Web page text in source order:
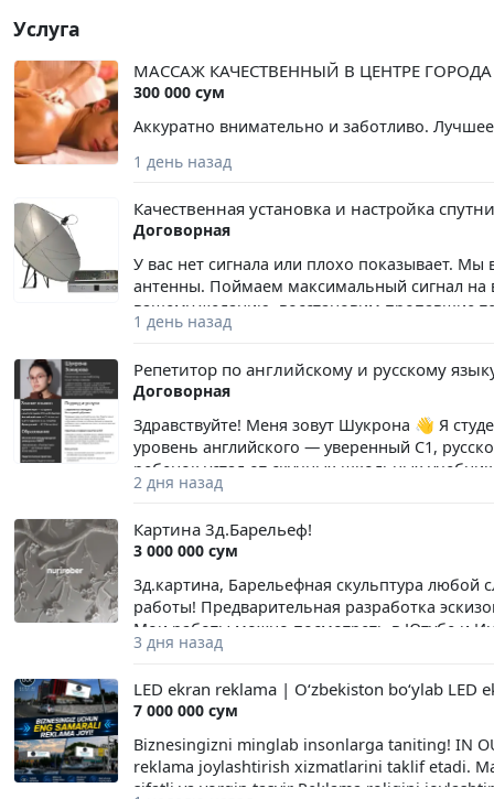
Услуга
МАССАЖ КАЧЕСТВЕННЫЙ В ЦЕНТРЕ
300 000 сум
Аккуратно внимательно и заботливо.
1 день назад
Качественная установка и настройка
Договорная
У вас нет сигнала или плохо показывает.
антенны. Поймаем максимальный сигнал на
вашему желанию, восстановим пропавшие
добавим дополнительные головки на
кардшаринг платные пакеты: НТВ Плюс,
Или подробно всё говорим по телефону что
покупаете. И потом договариваемся на
на совесть. Звоните, будем рады вам
1 день назад
Репетитор по английскому и русскому
Договорная
Здравствуйте! Меня зовут Шукрона 👋 Я
уровень английского — уверенный С1,
ребенок устал от скучных школьных
понимает — я знаю, как это исправить! Моя
✨ В чем моя уникальность (как проходят
учебников. Интерактив: Делаем домашние
затягивает!). Нейросети: Использую
снимать языковой барьер. Живой язык:
современных сериалах. 📚 С чем я
родителей!), устранение пробелов,
подготовка к контрольным. 💻 Формат
экономите свое время! Все материалы я
познакомимся, определим уровень языка и
в Telegram https://t.me/leyladesigner18 Буду
2 дня назад
Картина 3д.Барельеф!
3 000 000 сум
3д.картина, Барельефная скульптура любой
работы! Предварительная разработка
Мои работы можно посмотреть в Ютубе и
очень качественно! Звоните, пишите,
3 дня назад
LED ekran reklama | Oʻzbekiston boʻylab
7 000 000 сум
Biznesingizni minglab insonlarga taniting! IN
reklama joylashtirish xizmatlarini taklif etadi.
sifatli va yorqin tasvir Reklama roligini